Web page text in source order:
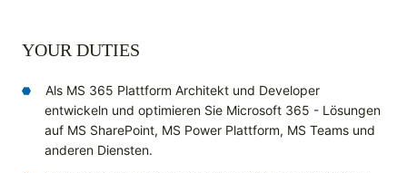
YOUR DUTIES
Als MS 365 Plattform Architekt und Developer
entwickeln und optimieren Sie Microsoft 365 - Lösungen
auf MS SharePoint, MS Power Plattform, MS Teams und
anderen Diensten.